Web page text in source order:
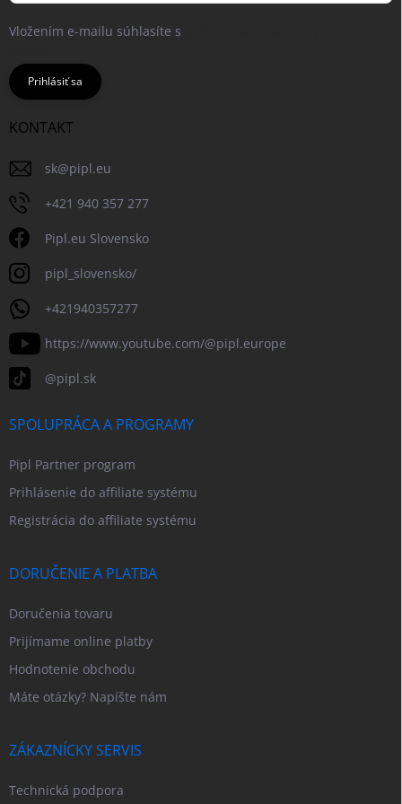
Vložením e-mailu súhlasíte s
Prihlásiť sa
KONTAKT
sk@pipl.eu
+421 940 357 277
Pipl.eu Slovensko
pipl_slovensko/
+421940357277
https://www.youtube.com/@pipl.europe
@pipl.sk
SPOLUPRÁCA A PROGRAMY
Pipl Partner program
Prihlásenie do affiliate systému
Registrácia do affiliate systému
DORUČENIE A PLATBA
Doručenia tovaru
Prijímame online platby
Hodnotenie obchodu
Máte otázky? Napíšte nám
ZÁKAZNÍCKY SERVIS
Technická podpora